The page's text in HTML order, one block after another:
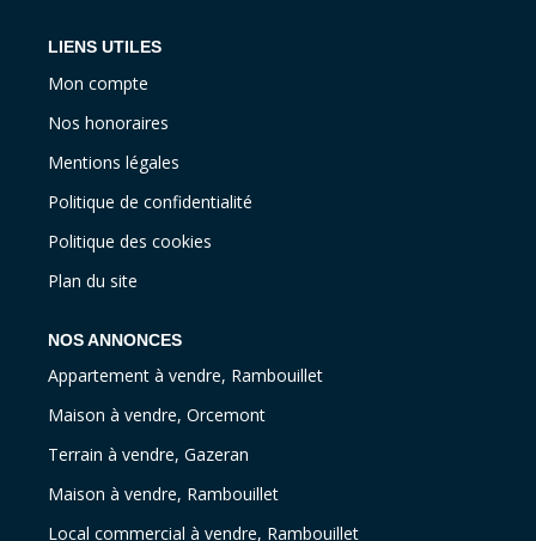
LIENS UTILES
Mon compte
Nos honoraires
Mentions légales
Politique de confidentialité
Politique des cookies
Plan du site
NOS ANNONCES
Appartement à vendre, Rambouillet
Maison à vendre, Orcemont
Terrain à vendre, Gazeran
Maison à vendre, Rambouillet
Local commercial à vendre, Rambouillet